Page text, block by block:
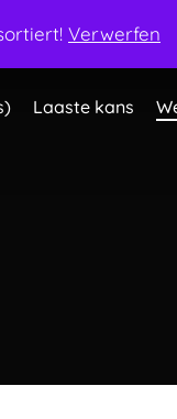
Verwerfen
Mein Konto
Laaste kans